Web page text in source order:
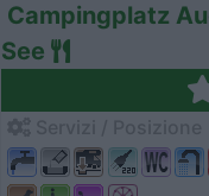
Campingplatz
See